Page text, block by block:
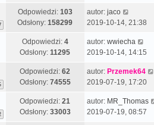
Odpowiedzi: 103
Odsłony:158299
autor: jaco
2019-10-14, 21:38
Odpowiedzi: 4
Odsłony:11295
autor: wwiecha
2019-10-14, 14:15
Odpowiedzi:62
Odsłony: 74555
autor: Przemek64
2019-07-19, 17:20
Odpowiedzi:21
Odsłony: 33003
autor: MR_Thomas
2019-07-19, 08:57